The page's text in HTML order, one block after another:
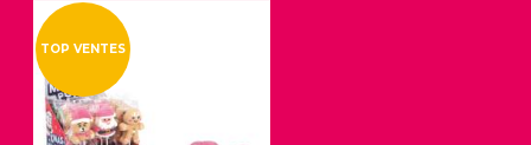
TOP VENTES